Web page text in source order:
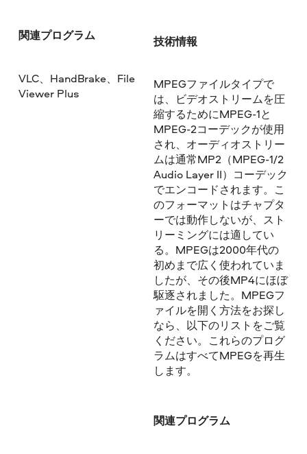
関連プログラム
VLC、HandBrake、File
Viewer Plus
技術情報
MPEGファイルタイプで
は、ビデオストリームを圧
縮するためにMPEG-1と
MPEG-2コーデックが使用
され、オーディオストリー
ムは通常MP2（MPEG-1/2
Audio Layer II）コーデック
でエンコードされます。こ
のフォーマットはチャプタ
ーでは動作しないが、スト
リーミングには適してい
る。MPEGは2000年代の
初めまで広く使われていま
したが、その後MP4にほぼ
駆逐されました。MPEGフ
ァイルを開く方法をお探し
なら、以下のリストをご覧
ください。これらのプログ
ラムはすべてMPEGを再生
します。
関連プログラム